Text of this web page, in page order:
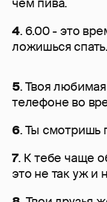
чем пива.
4. 6.00 - это
ложишься спать.
5. Твоя
телефоне во
6. Ты смотришь
7. К тебе чаще
это не так уж и